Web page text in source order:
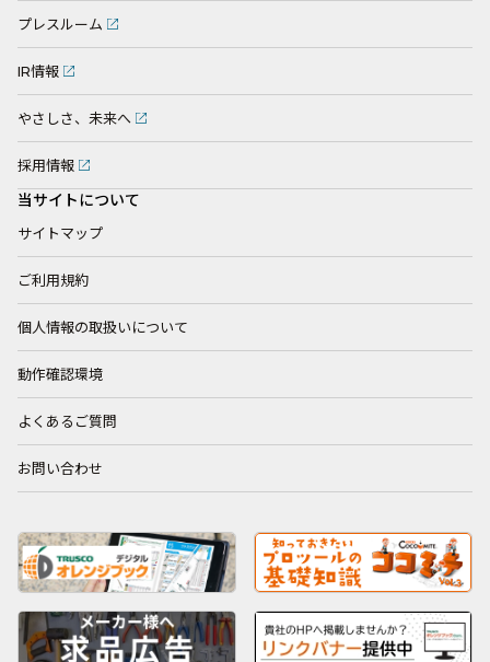
プレスルーム
IR情報
やさしさ、未来へ
採用情報
当サイトについて
サイトマップ
ご利用規約
個人情報の取扱いについて
動作確認環境
よくあるご質問
お問い合わせ